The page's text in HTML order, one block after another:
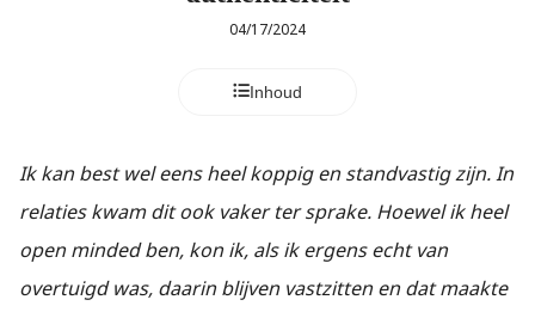
04/17/2024
Inhoud
Ik kan best wel eens heel koppig en standvastig zijn. In
relaties kwam dit ook vaker ter sprake. Hoewel ik heel
open minded ben, kon ik, als ik ergens echt van
overtuigd was, daarin blijven vastzitten en dat maakte